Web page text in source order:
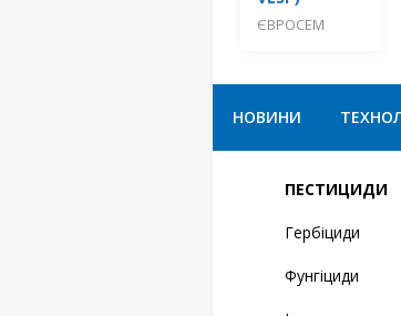
ЄВРОСЕМ
НОВИНИ
ПЕСТИЦИДИ
Гербіциди
Фунгіциди